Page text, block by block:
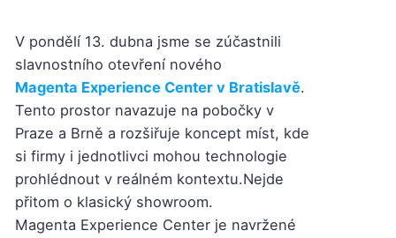
V pondělí 13. dubna jsme se zúčastnili
slavnostního otevření nového
Magenta Experience Center v Bratislavě.
Tento prostor navazuje na pobočky v
Praze a Brně a rozšiřuje koncept míst, kde
si firmy i jednotlivci mohou technologie
prohlédnout v reálném kontextu.Nejde
přitom o klasický showroom.
Magenta Experience Center je navržené